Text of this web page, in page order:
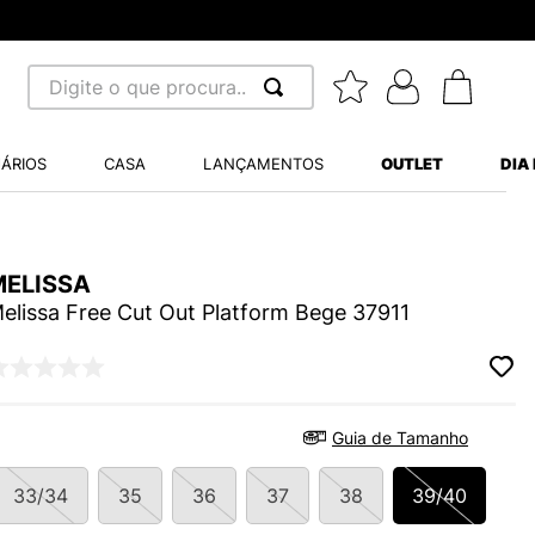
Digite o que procura...
CASA LANÇAMENTOS OUTLET DIA
Free Cut Out Platform Bege 37911
Guia de Tamanho
33/34 35 36 37 38 39/40
BALANCE 530
VANS ULTRARANGE